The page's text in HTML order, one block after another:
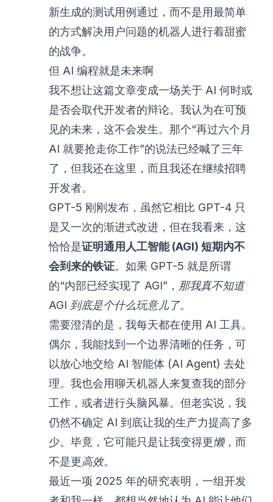
新生成的测试用例通过，而不是用最简单
的方式解决用户问题的机器人进行着甜蜜
的战争。
但 AI 编程就是未来啊
我不想让这篇文章变成一场关于 AI 何时或
是否会取代开发者的辩论。我认为在可预
见的未来 ，这不会发生。那个“再过六个月
AI 就要抢走你工作”的说法已经喊了三年
了，但我还在这里，而且我还在继续招聘
开发者。
GPT-5 刚刚发布，虽然它相比 GPT-4 只
是又一次的渐进式改进，但在我看来，这
恰恰是证明通用人工智能 (AGI) 短期内不
会到来的铁证。如果 GPT-5 就是所谓
的“内部已经实现了 AGI”， 那我真不知道
AGI 到底是个什么玩意儿了。
需要澄清的是，我每天都在使用 AI 工具。
偶尔，我能找到一个边界清晰的任务，可
以放心地交给 AI 智能体 (AI Agent) 去处
理。我也会用聊天机器人来复查我的部分
工作，或者进行头脑风暴。但老实说，我
仍然不确定 AI 到底让我的生产力提高了多
少。毕竟，它可能只是让我变得更懒，而
不是更高效。
最近一项 2025 年的研究表明，一组开发